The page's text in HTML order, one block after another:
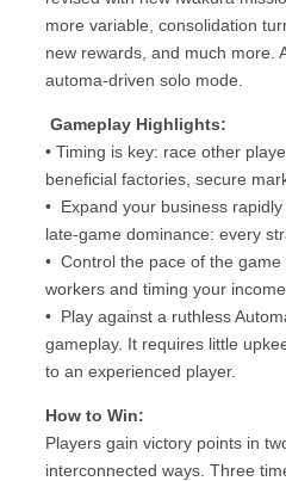
more variable, consolidation
new rewards, and much more.
automa-driven solo mode.
Gameplay Highlights:
• Timing is key: race other
beneficial factories, secure
• Expand your business
late-game dominance: every
• Control the pace of the
workers and timing your
• Play against a ruthless
gameplay. It requires little
to an experienced player.
How to Win:
Players gain victory points in
interconnected ways. Three